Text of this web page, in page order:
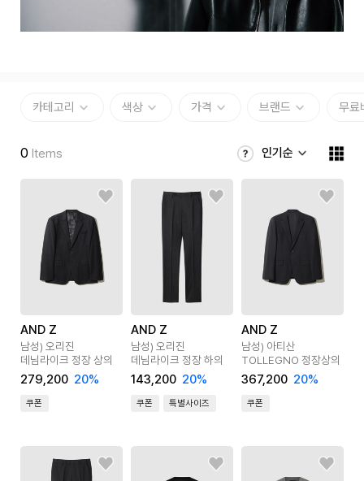
카테고리 색상 가격 브랜드 무료
0 Items 인기순
AND Z
남성) 오리진
데님라이크 정장 상의
279,200 20%
쿠폰
AND Z
남성) 오리진
데님라이크 정장 하의
143,200 20%
쿠폰 특별사이즈
AND Z
남성) 아티산
TOLLEGNO 정장상의
367,200 20%
쿠폰